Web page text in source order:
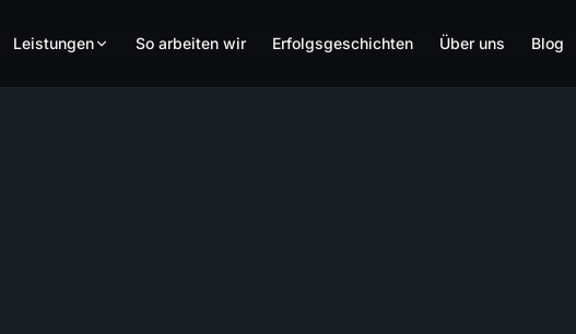
Leistungen So arbeiten wir Erfolgsgeschichten Über uns Blog